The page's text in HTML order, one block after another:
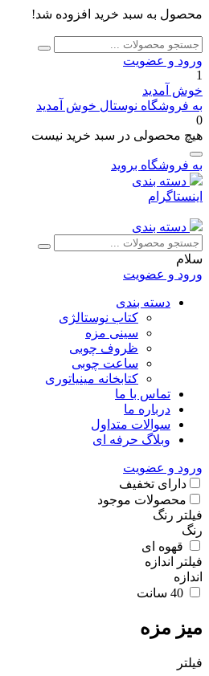
محصول به سبد خرید افزوده شد!
جستجو
برای:
جستجو
ورود و عضویت
1
خوش آمدید
به فروشگاه نوستال خوش آمدید
0
هیچ محصولی در سبد خرید نیست
به فروشگاه بروید
دسته بندی
اینستاگرام
دسته بندی
جستجو
برای:
جستجو
سلام
ورود و عضویت
دسته بندی
کتاب نوستالژی
سینی مزه
ظروف چوبی
ساعت چوبی
کتابخانه مینیاتوری
تماس با ما
درباره ما
سوالات متداول
وبلاگ حرفه ای
ورود و عضویت
دارای تخفیف
محصولات موجود
فیلتر رنگ
رنگ
قهوه ای
فیلتر اندازه
اندازه
میز مزه
فیلتر